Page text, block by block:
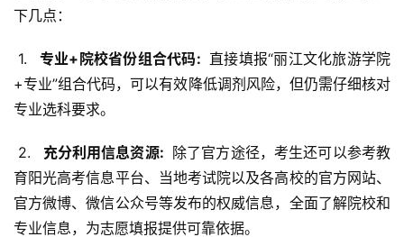
下几点：
1.
  专业+院校省份组合代码:
直接填报“丽江文化旅游学院
+专业”组合代码，可以有效降低调剂风险，但仍需仔细核对
专业选科要求。
2.
  充分利用信息资源:
除了官方途径，考生还可以参考教
育阳光高考信息平台、当地考试院以及各高校的官方网站、
官方微博、微信公众号等发布的权威信息，全面了解院校和
专业信息，为志愿填报提供可靠依据。